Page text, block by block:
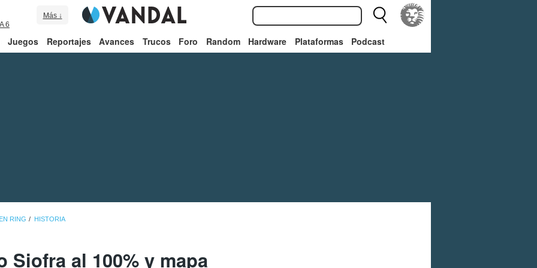
6
Más ↓
Juegos Reportajes Avances Trucos Foro Random Hardware Plataformas Podcast
RING HISTORIA
Siofra al 100% y mapa